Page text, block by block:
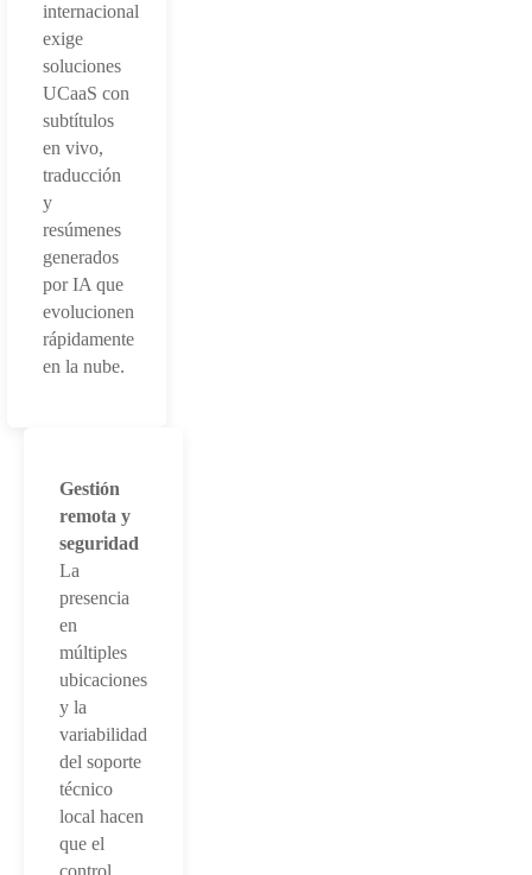
internacional
exige
soluciones
UCaaS con
subtítulos
en vivo,
traducción
y
resúmenes
generados
por IA que
evolucionen
rápidamente
en la nube.
Gestión
remota y
seguridad
La
presencia
en
múltiples
ubicaciones
y la
variabilidad
del soporte
técnico
local hacen
que el
control